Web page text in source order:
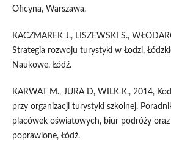
Oficyna, Warszawa.
KACZMAREK J., LISZEWSKI S.,
Strategia rozwoju turystyki w Łodzi,
Naukowe, Łódź.
KARWAT M., JURA D, WILK K., 2014,
przy organizacji turystyki szkolnej.
placówek oświatowych, biur podróży oraz
poprawione, Łódź.